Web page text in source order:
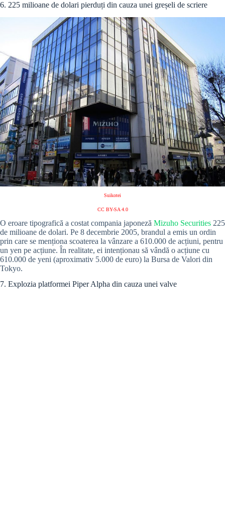
6. 225 milioane de dolari pierduți din cauza unei greșeli de scriere
Suikotei
CC BY-SA 4.0
O eroare tipografică a costat compania japoneză Mizuho Securities 225
de milioane de dolari. Pe 8 decembrie 2005, brandul a emis un ordin
prin care se menționa scoaterea la vânzare a 610.000 de acțiuni, pentru
un yen pe acțiune. În realitate, ei intenționau să vândă o acțiune cu
610.000 de yeni (aproximativ 5.000 de euro) la Bursa de Valori din
Tokyo.
7. Explozia platformei Piper Alpha din cauza unei valve